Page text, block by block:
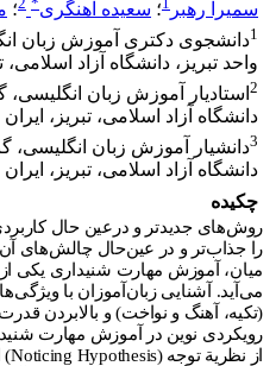
سمیرا رهبر
؛ سعیده آهنگری ؛
1دانشجوی دکتری آموزش زبان
واحد تبریز، دانشگاه آزاد اسلامی،
2 استادیار آموزش زبان انگلیسی،
دانشگاه آزاد اسلامی، تبریز، ایران
3دانشیار آموزش زبان انگلیسی،
دانشگاه آزاد اسلامی، تبریز، ایران
چکیده
روش‌های جدیدتر و درعین حال
را جذاب‌تر و در عین‌حال چالش‌های آن
میان، آموزش مهارت شنیداری یکی
می‌آید. آشنایی ‌زبان‌آموزان با
(تکیه، آهنگ و نواخت) و بالابردن قدرت
رویکردی نوین در آموزش مهارت
از نظریة توجه (Noticing Hypothesis
)